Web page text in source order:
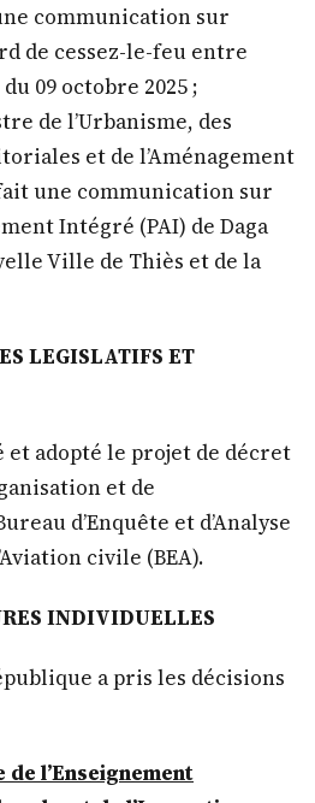
communication sur
de cessez-le-feu entre
09 octobre 2025 ;
de l’Urbanisme, des
et de l’Aménagement
une communication sur
Intégré (PAI) de Daga
Ville de Thiès et de la
LEGISLATIFS ET
et adopté le projet de décret
et de
d’Enquête et d’Analyse
civile (BEA).
INDIVIDUELLES
a pris les décisions
l’Enseignement